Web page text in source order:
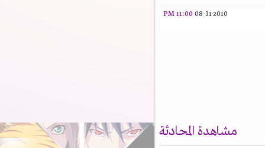
08-31-2010
11:00 PM
مشاهدة المحادثة